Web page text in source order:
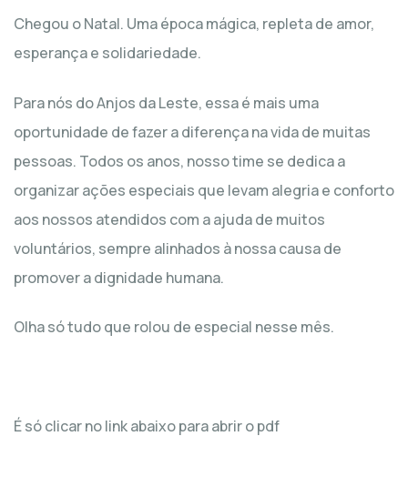
Chegou o Natal. Uma época mágica, repleta de amor,
esperança e solidariedade.
Para nós do Anjos da Leste, essa é mais uma
oportunidade de fazer a diferença na vida de muitas
pessoas. Todos os anos, nosso time se dedica a
organizar ações especiais que levam alegria e conforto
aos nossos atendidos com a ajuda de muitos
voluntários, sempre alinhados à nossa causa de
promover a dignidade humana.
Olha só tudo que rolou de especial nesse mês.
É só clicar no link abaixo para abrir o pdf